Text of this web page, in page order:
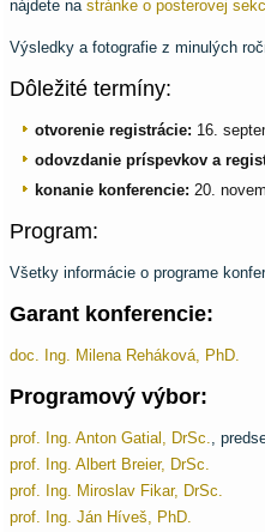
nájdete na stránke o posterovej
Výsledky a fotografie z minulých
Dôležité termíny:
otvorenie registrácie: 16.
odovzdanie príspevkov a
konanie konferencie: 20.
Program:
Všetky informácie o programe
Garant konferencie:
doc. Ing. Milena Reháková, PhD.
Programový výbor:
prof. Ing. Anton Gatial, DrSc.,
prof. Ing. Albert Breier, DrSc.
prof. Ing. Miroslav Fikar, DrSc.
prof. Ing. Ján Híveš, PhD.